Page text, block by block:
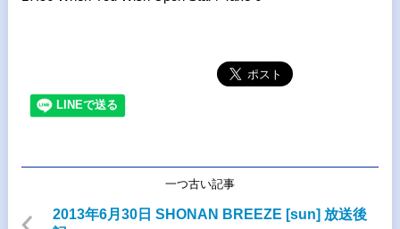
一つ古い記事
2013年6月30日 SHONAN BREEZE [sun] 放送後